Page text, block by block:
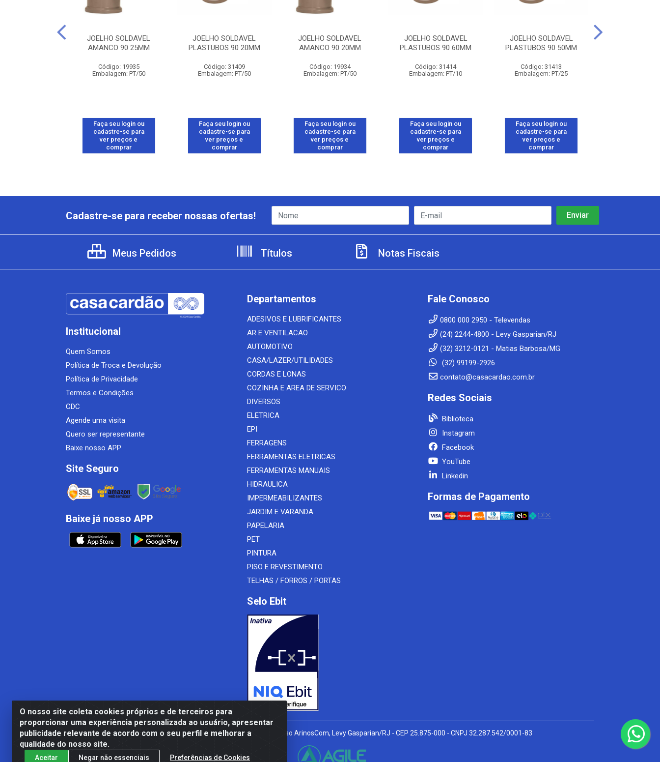
JOELHO SOLDAVEL
AMANCO 90 25MM
Código: 19935
Embalagem: PT/50
Faça seu login ou
cadastre-se para
ver preços e
comprar
JOELHO SOLDAVEL
PLASTUBOS 90 20MM
Código: 31409
Embalagem: PT/50
Faça seu login ou
cadastre-se para
ver preços e
comprar
JOELHO SOLDAVEL
AMANCO 90 20MM
Código: 19934
Embalagem: PT/50
Faça seu login ou
cadastre-se para
ver preços e
comprar
JOELHO SOLDAVEL
PLASTUBOS 90 60MM
Código: 31414
Embalagem: PT/10
Faça seu login ou
cadastre-se para
ver preços e
comprar
JOELHO SOLDAVEL
PLASTUBOS 90 50MM
Código: 31413
Embalagem: PT/25
Faça seu login ou
cadastre-se para
ver preços e
comprar
O nosso site coleta cookies próprios e de terceiros para
proporcionar uma experiência personalizada ao usuário, apresentar
publicidade relevante de acordo com o seu perfil e melhorar a
qualidade do nosso site.
Aceitar Negar não essenciais Preferências de Cookies
Cadastre-se para receber nossas ofertas!
Meus Pedidos Títulos Notas Fiscais
Institucional
Quem Somos
Política de Troca e Devolução
Política de Privacidade
Termos e Condições
CDC
Agende uma visita
Quero ser representante
Baixe nosso APP
Site Seguro
Baixe já nosso APP
Departamentos
ADESIVOS E LUBRIFICANTES
AR E VENTILACAO
AUTOMOTIVO
CASA/LAZER/UTILIDADES
CORDAS E LONAS
COZINHA E AREA DE SERVICO
DIVERSOS
ELETRICA
EPI
FERRAGENS
FERRAMENTAS ELETRICAS
FERRAMENTAS MANUAIS
HIDRAULICA
IMPERMEABILIZANTES
JARDIM E VARANDA
PAPELARIA
PET
PINTURA
PISO E REVESTIMENTO
TELHAS / FORROS / PORTAS
Selo Ebit
Fale Conosco
0800 000 2950 - Televendas
(24) 2244-4800 - Levy Gasparian/RJ
(32) 3212-0121 - Matias Barbosa/MG
(32) 99199-2926
contato@casacardao.com.br
Redes Sociais
Biblioteca
Instagram
Facebook
YouTube
Linkedin
Formas de Pagamento
Casa Cardão LTDA - Av. Amaral Peixoto, 910 - Afonso ArinosCom, Levy Gasparian/RJ - CEP 25.875-000 - CNPJ 32.287.542/0001-83